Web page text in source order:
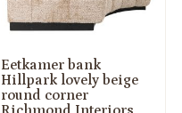
Eetkamer bank
Hillpark lovely beige
round corner